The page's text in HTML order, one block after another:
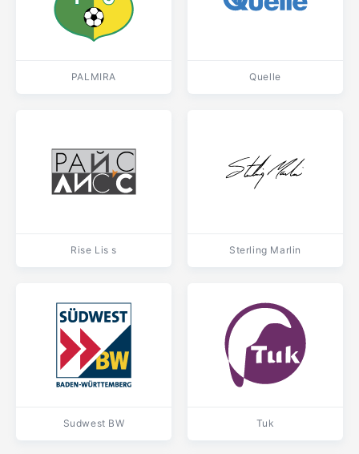
PALMIRA Quelle
Rise Lis s Sterling Marlin
Sudwest BW Tuk